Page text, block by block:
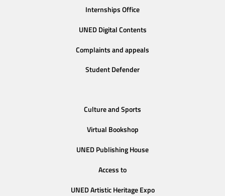
Internships Office
UNED Digital Contents
Complaints and appeals
Student Defender
Culture and Sports
Virtual Bookshop
UNED Publishing House
Access to
UNED Artistic Heritage Expo